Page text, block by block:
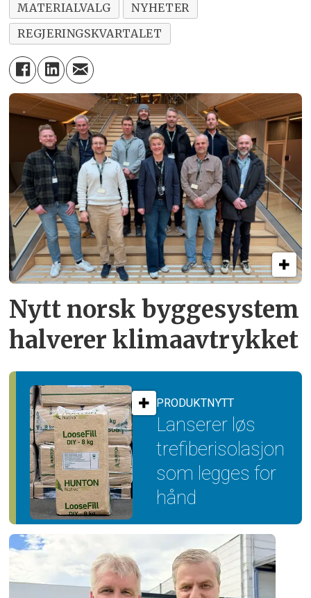
MATERIALVALG
NYHETER
REGJERINGSKVARTALET
Nytt norsk byggesystem
halverer klimaavtrykket
PRODUKTNYTT
Lanserer løs
trefiber­isolasjon
som legges for
hånd